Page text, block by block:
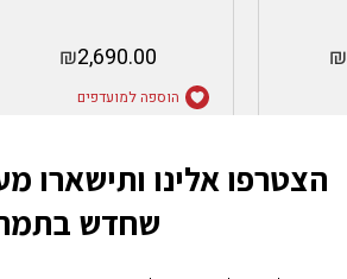
₪
₪2,690.00
הוספה למועדפים